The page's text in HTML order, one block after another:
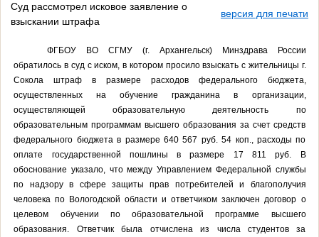
Суд рассмотрел исковое заявление о
взыскании штрафа
версия для печати
ФГБОУ ВО СГМУ (г. Архангельск) Минздрава России
обратилось в суд с иском, в котором просило взыскать с жительницы г.
Сокола штраф в размере расходов федерального бюджета,
осуществленных на обучение гражданина в организации,
осуществляющей образовательную деятельность по
образовательным программам высшего образования за счет средств
федерального бюджета в размере 640 567 руб. 54 коп., расходы по
оплате государственной пошлины в размере 17 811 руб. В
обоснование указало, что междуУправлением Федеральной службы
по надзору в сфере защиты прав потребителей и благополучия
человека по Вологодской области и ответчиком заключен договор о
целевом обучении по образовательной программе высшего
образования. Ответчик была отчислена из числа студентов за